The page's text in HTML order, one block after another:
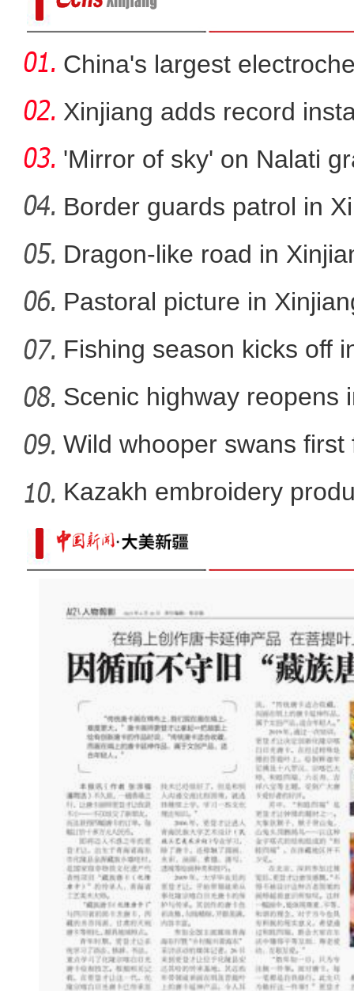
第六届中国新疆国际民族舞
阿克苏好地方·旅游篇
China's largest
storag
Xinjiang adds record
cap
'Mirror of sky' on Nalati
Border guards patrol in
Dragon-like road in
Pastoral picture in
Fishing season kicks off
Scenic highway reopens
Wild whooper swans
X
Kazakh embroidery
vil